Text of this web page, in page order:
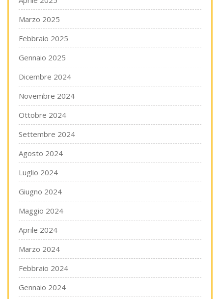
Marzo 2025
Febbraio 2025
Gennaio 2025
Dicembre 2024
Novembre 2024
Ottobre 2024
Settembre 2024
Agosto 2024
Luglio 2024
Giugno 2024
Maggio 2024
Aprile 2024
Marzo 2024
Febbraio 2024
Gennaio 2024